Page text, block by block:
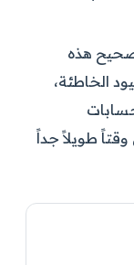
هذه
الخاطئة،
طويلاً جداً